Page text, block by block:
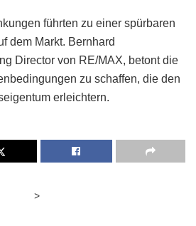
führten zu einer spürbaren
dem Markt. Bernhard
Director von RE/MAX, betont die
zu schaffen, die den
erleichtern.
>